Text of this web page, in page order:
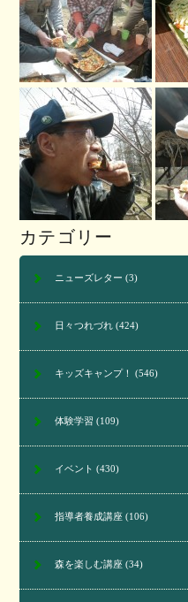
カテゴリー
ニューズレター (3)
日々つれづれ(424)
キッズキャンプ！ (546)
体験学習 (109)
イベント (430)
指導者養成講座(106)
森を楽しむ講座(34)